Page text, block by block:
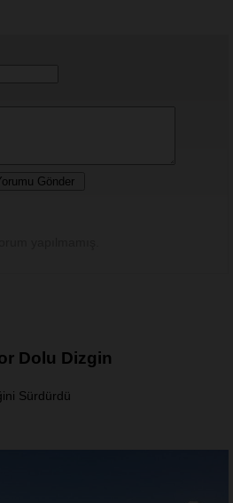
Dolu Dizgin
Sürdürdü